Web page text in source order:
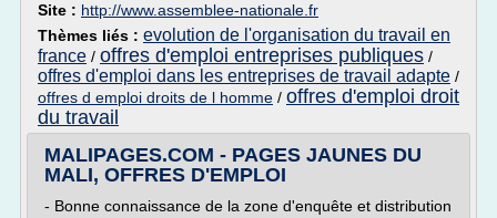
Site : http://www.assemblee-nationale.fr
Thèmes liés : evolution de l'organisation du travail en
france / offres d'emploi entreprises publiques /
offres d'emploi dans les entreprises de travail adapte /
offres d emploi droits de l homme / offres d'emploi droit
du travail
MALIPAGES.COM - PAGES JAUNES DU
MALI, OFFRES D'EMPLOI
- Bonne connaissance de la zone d'enquête et distribution